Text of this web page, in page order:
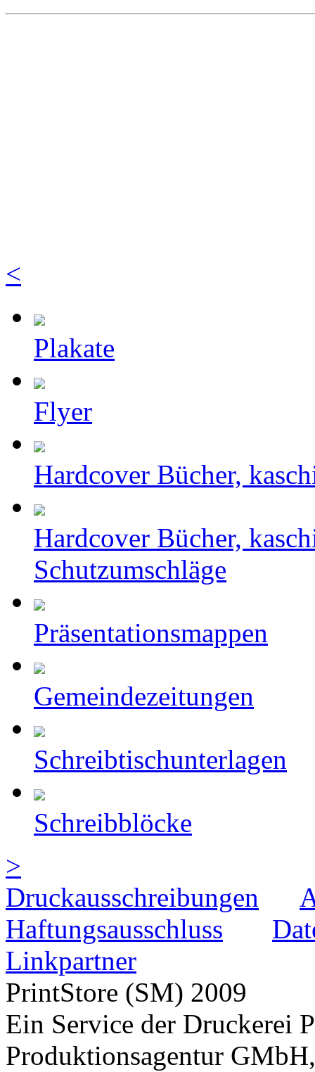
<
Plakate
Flyer
Hardcover Bücher,
Hardcover Bücher,
Schutzumschläge
Präsentationsmappen
Gemeindezeitungen
Schreibtischunterlagen
Schreibblöcke
>
Druckausschreibungen
Haftungsausschluss
Linkpartner
PrintStore (SM) 2009
Ein Service der Druckerei
Produktionsagentur